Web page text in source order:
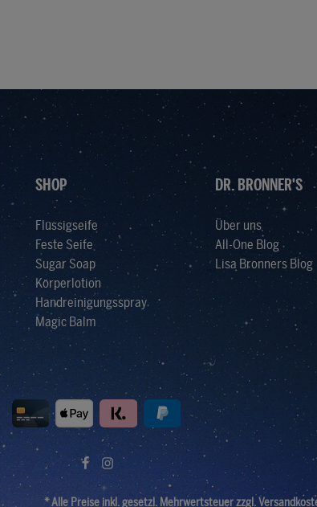
SHOP
Flüssigseife
Feste Seife
Sugar Soap
Körperlotion
Handreinigungsspray
Magic Balm
DR. BRONNER'S
Über uns
All-One Blog
Lisa Bronners Blog
* Alle Preise inkl. gesetzl. Mehrwertsteuer zzgl.